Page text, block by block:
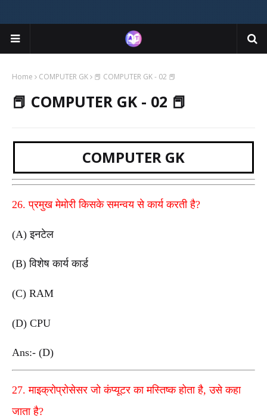
Home COMPUTER GK 📕 COMPUTER GK - 02 📕
📕 COMPUTER GK - 02 📕
COMPUTER GK
26. प्रमुख मेमोरी किसके समन्वय से कार्य करती है?
(A) इनटेल
(B) विशेष कार्य कार्ड
(C) RAM
(D) CPU
Ans:- (D)
27. माइक्रोप्रोसेसर जो कंप्यूटर का मस्तिष्क होता है, उसे कहा
जाता है?